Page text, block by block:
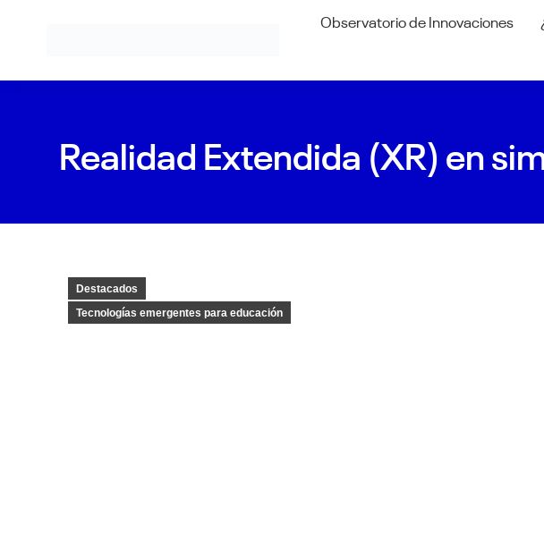
Observatorio de Innovaciones
Realidad Extendida (XR) en
Destacados
Tecnologías emergentes para educación